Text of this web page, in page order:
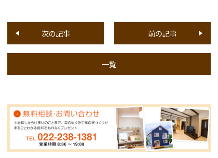
次の記事
一覧
前の記事